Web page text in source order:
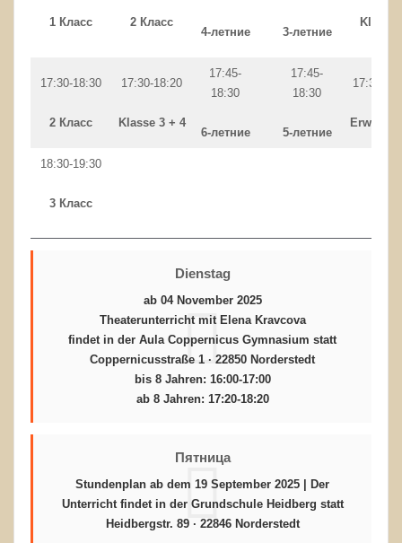
1 Класс 2 Класс
4-летние 3-летние
Klasse
17:30-18:30
2 Класс
17:30-18:20
Klasse 3 + 4
17:45-
18:30
6-летние
17:45-
18:30
5-летние
17:30-
18:30-19:30
3 Класс
Dienstag
ab 04 November 2025
Theaterunterricht mit Elena Kravcova
findet in der Aula Coppernicus Gymnasium statt
Coppernicusstraße 1 · 22850 Norderstedt
bis 8 Jahren: 16:00-17:00
ab 8 Jahren: 17:20-18:20
Пятница
Stundenplan ab dem 19 September 2025 | Der
Unterricht findet in der Grundschule Heidberg statt
Heidbergstr. 89 · 22846 Norderstedt